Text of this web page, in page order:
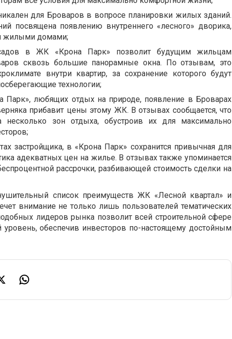
для Броваров в вопросе планировки жилых зданий.
посвящена появлению внутреннего «лесного» дворика,
жилыми домами;
в ЖК «Крона Парк» позволит будущим жильцам
сквозь большие панорамные окна. По отзывам, это
внутри квартир, за сохранение которого будут
технологии;
Парк», любящих отдых на природе, появление в Броварах
прибавит цены этому ЖК. В отзывах сообщается, что
несколько зон отдыха, обустроив их для максимально
застройщика, в «Крона Парк» сохранится привычная для
адекватных цен на жилье. В отзывах также упоминается
рассрочки, разбивающей стоимость сделки на
список преимуществ ЖК «Лесной квартал» и
внимание не только лишь пользователей тематических
лидеров рынка позволит всей строительной сфере
уровень, обеспечив инвесторов по-настоящему достойным